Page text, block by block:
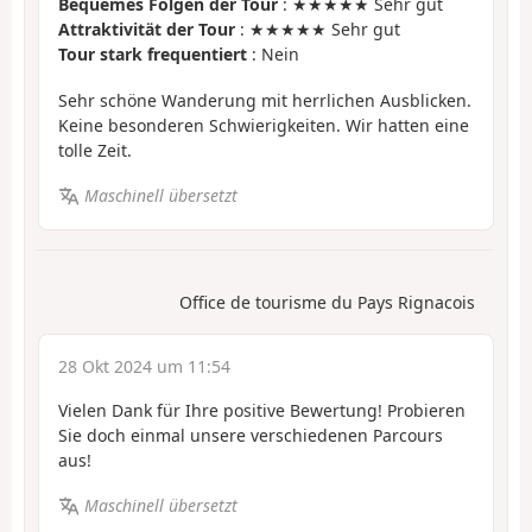
Attraktivität der Tour : ★★★★★ Sehr gut
Tour stark frequentiert : Nein
Sehr schöne Wanderung mit herrlichen Ausblicken.
Keine besonderen Schwierigkeiten. Wir hatten eine
tolle Zeit.
Maschinell übersetzt
Office de tourisme du Pays Rignacois
28 Okt 2024 um 11:54
Vielen Dank für Ihre positive Bewertung! Probieren
Sie doch einmal unsere verschiedenen Parcours
aus!
Maschinell übersetzt